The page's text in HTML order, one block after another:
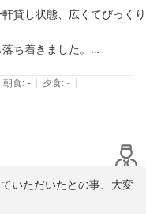
貸し状態、広くてびっくり
ち着きました。
き、洗面台にアメニティ
ガスバーナー、IHコン
機能は無し）までありま
くでホッコリしました。駅
朝食: - | 夕食: - |
いただいたとの事、大変
ばれる宿づくりに努力し